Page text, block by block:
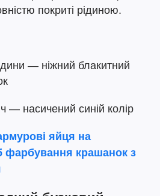
покриті рідиною.
— ніжний блакитний
— насичений синій колір
яйця на
фарбування крашанок з